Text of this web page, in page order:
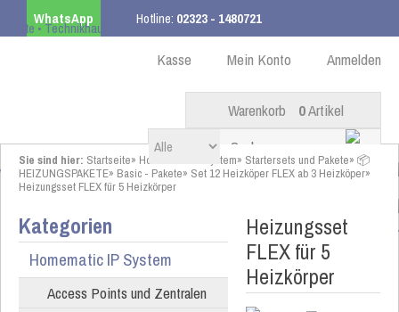
WhatsApp Hotline: 02323 - 1480721
ab 99,00 € innerhalb DE Anmelden
Mein Konto
Kasse
Warenkorb 0Artikel
Sie sind hier: Startseite» Homematic IP System» Startersets und Pakete» 📦
HEIZUNGSPAKETE» Basic - Pakete» Set 12 Heizköper FLEX ab 3 Heizköper»
Heizungsset FLEX für 5 Heizkörper
Kategorien
Homematic IP System
Access Points und Zentralen
Heizungsset
FLEX für 5
Heizkörper